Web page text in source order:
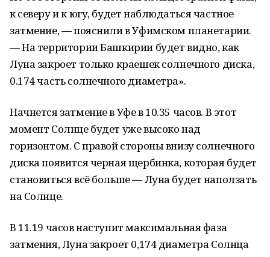
к северу и к югу, будет наблюдаться частное
затмение, — пояснили в Уфимском планетарии.
— На территории Башкирии будет видно, как
Луна закроет только краешек солнечного диска,
0.174 часть солнечного диаметра».
Начнется затмение в Уфе в 10.35 часов. В этот
момент Солнце будет уже высоко над
горизонтом. С правой стороны внизу солнечного
диска появится черная щербинка, которая будет
становиться всё больше — Луна будет наползать
на Солнце.
В 11.19 часов наступит максимальная фаза
затмения, Луна закроет 0,174 диаметра Солнца